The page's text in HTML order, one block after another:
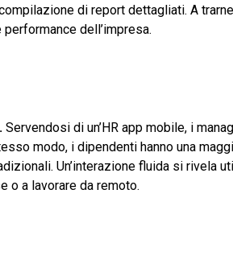
di report dettagliati. A
dell’impresa.
Servendosi di un’HR app mobile, i
modo, i dipendenti hanno una
Un’interazione fluida si rivela
o a lavorare da remoto.